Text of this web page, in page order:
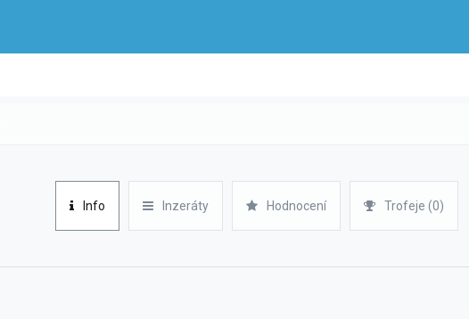
Info Inzeráty Hodnocení Trofeje (0)